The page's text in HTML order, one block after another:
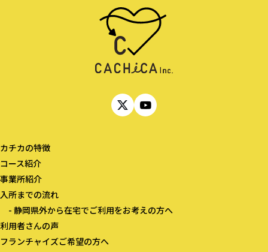
カチカの特徴​
コース紹介​
事業所紹介​​
入所までの流れ​​
- 静岡県外から在宅でご利用をお考えの方へ​
利用者さんの声​​​
フランチャイズご希望の方へ​​​